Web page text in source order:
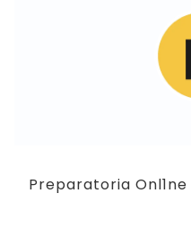
Preparatoria Onl1ne